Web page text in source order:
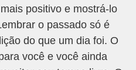
positivo e mostrá-lo
o passado só é
do que um dia foi. O
você e você ainda